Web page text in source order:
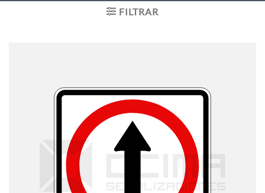
FILTRAR